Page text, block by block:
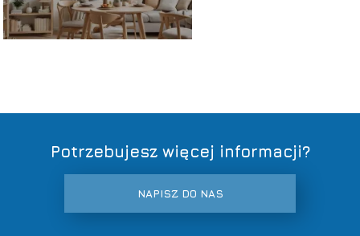
Potrzebujesz więcej informacji?
NAPISZ DO NAS